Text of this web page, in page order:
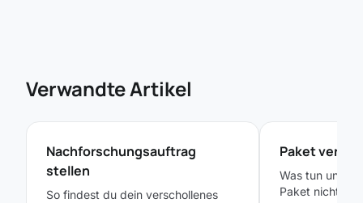
Verwandte Artikel
Nachforschungsauftrag
stellen
So findest du dein verschollenes
Paket
Was tun und
Paket nicht